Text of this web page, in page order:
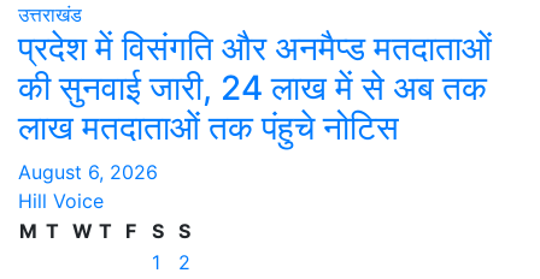
उत्तराखंड
प्रदेश में विसंगति और अनमैप्ड मतदाताओं
की सुनवाई जारी, 24 लाख में से अब तक
लाख मतदाताओं तक पंहुचे नोटिस
August 6, 2026
Hill Voice
M T W T F S S
1
2